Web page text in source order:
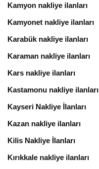
Kamyon nakliye ilanları
Kamyonet nakliye ilanları
Karabük nakliye ilanları
Karaman nakliye ilanları
Kars nakliye ilanları
Kastamonu nakliye ilanları
Kayseri Nakliye İlanları
Kazan nakliye ilanları
Kilis Nakliye İlanları
Kırıkkale nakliye ilanları